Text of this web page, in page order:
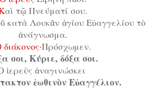
αὶ τῷ Πνεύ­μα­τί σου.
κα­τὰ Λου­κᾶν ἁ­γί­ου Εὐ­αγ­γε­λί­ου τὸ
ἀ­νά­γνω­σμα.
Πρό­σχω­μεν.
σοι, Κύ­ρι­ε, δό­ξα σοι.
ἱ­ε­ρεὺς ἀ­να­γι­νώ­σκει
ἑ­ω­θι­νὸν Εὐ­αγ­γέ­λι­ον.